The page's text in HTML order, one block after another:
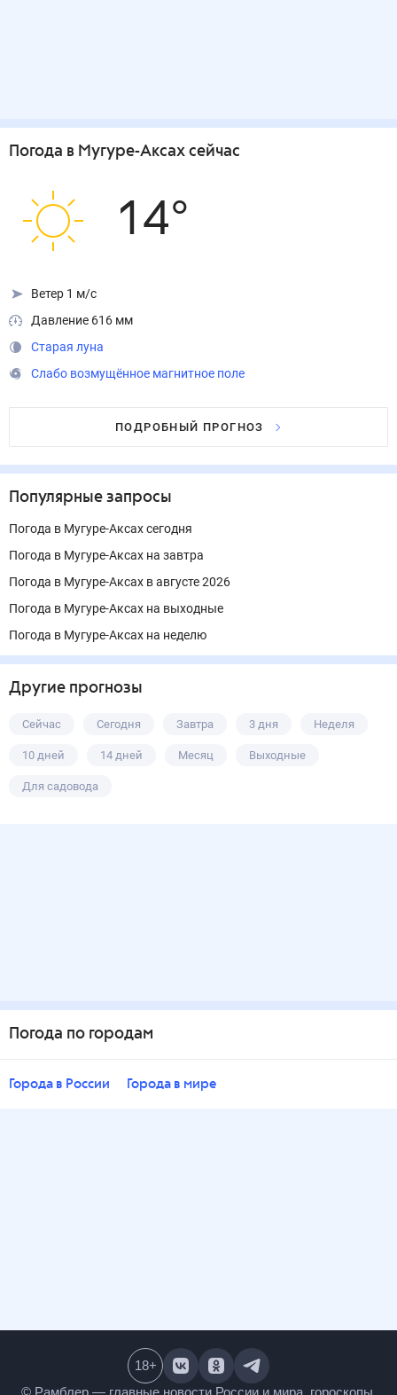
Погода в Мугуре-Аксах сейчас
14°
Ветер 1 м/с
Давление 616 мм
Старая луна
Слабо возмущённое магнитное поле
ПОДРОБНЫЙ ПРОГНОЗ
Популярные запросы
Погода в Мугуре-Аксах сегодня
Погода в Мугуре-Аксах на завтра
Погода в Мугуре-Аксах в августе 2026
Погода в Мугуре-Аксах на выходные
Погода в Мугуре-Аксах на неделю
Другие прогнозы
Сейчас Сегодня Завтра 3 дня Неделя
10 дней 14 дней Месяц Выходные
Для садовода
Погода по городам
Города в России Города в мире
18+